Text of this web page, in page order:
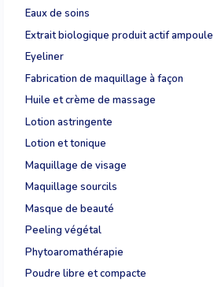
Eaux de soins
Extrait biologique produit actif ampoule
Eyeliner
Fabrication de maquillage à façon
Huile et crème de massage
Lotion astringente
Lotion et tonique
Maquillage de visage
Maquillage sourcils
Masque de beauté
Peeling végétal
Phytoaromathérapie
Poudre libre et compacte